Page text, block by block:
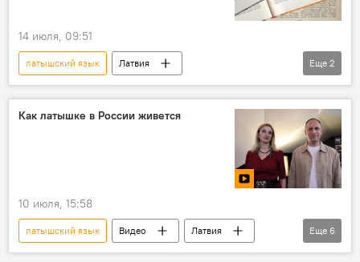
14 июля, 09:51
латышский язык
Латвия
Новости Латвии
правительство Латвии
Еще 2
Как латышке в России живется
10 июля, 15:58
латышский язык Видео
Латвия
Россия
Елгава
русский язык
Еще 6